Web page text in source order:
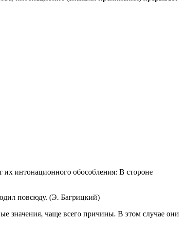
их интонационного обособления: В стороне
повсюду. (Э. Багрицкий)
значения, чаще всего причины. В этом случае они